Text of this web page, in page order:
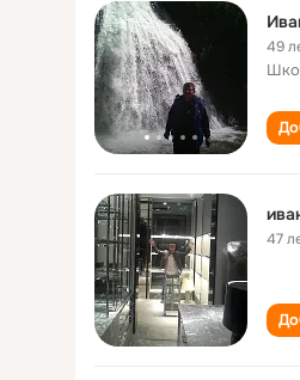
49
47